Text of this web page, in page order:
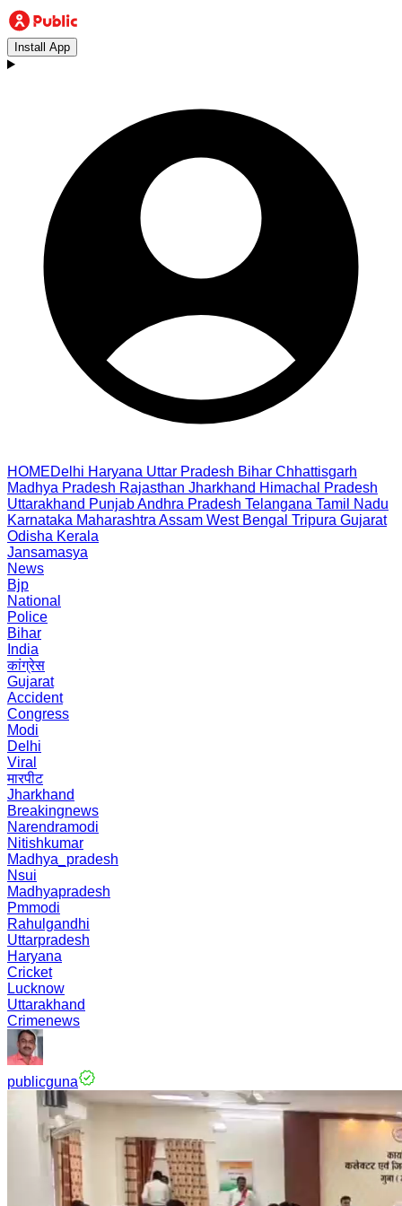
Install App
HOMEDelhi Haryana Uttar Pradesh Bihar Chhattisgarh
Madhya Pradesh Rajasthan Jharkhand Himachal Pradesh
Uttarakhand PunjabAndhra Pradesh Telangana Tamil Nadu
Karnataka Maharashtra Assam West Bengal Tripura Gujarat
Odisha Kerala
Jansamasya
News
Bjp
National
Police
Bihar
India
कांग्रेस
Gujarat
Accident
Congress
Modi
Delhi
Viral
मारपीट
Jharkhand
Breakingnews
Narendramodi
Nitishkumar
Madhya_pradesh
Nsui
Madhyapradesh
Pmmodi
Rahulgandhi
Uttarpradesh
Haryana
Cricket
Lucknow
Uttarakhand
Crimenews
publicguna